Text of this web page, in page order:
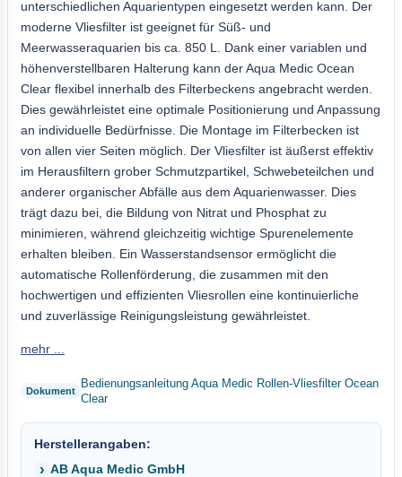
unterschiedlichen Aquarientypen eingesetzt werden kann. Der
moderne Vliesfilter ist geeignet für Süß- und
Meerwasseraquarien bis ca. 850 L. Dank einer variablen und
höhenverstellbaren Halterung kann der Aqua Medic Ocean
Clear flexibel innerhalb des Filterbeckens angebracht werden.
Dies gewährleistet eine optimale Positionierung und Anpassung
an individuelle Bedürfnisse. Die Montage im Filterbecken ist
von allen vier Seiten möglich. Der Vliesfilter ist äußerst effektiv
im Herausfiltern grober Schmutzpartikel, Schwebeteilchen und
anderer organischer Abfälle aus dem Aquarienwasser. Dies
trägt dazu bei, die Bildung von Nitrat und Phosphat zu
minimieren, während gleichzeitig wichtige Spurenelemente
erhalten bleiben. Ein Wasserstandsensor ermöglicht die
automatische Rollenförderung, die zusammen mit den
hochwertigen und effizienten Vliesrollen eine kontinuierliche
und zuverlässige Reinigungsleistung gewährleistet.
mehr ...
Bedienungsanleitung Aqua Medic Rollen-Vliesfilter Ocean
Clear
Herstellerangaben:
AB Aqua Medic GmbH